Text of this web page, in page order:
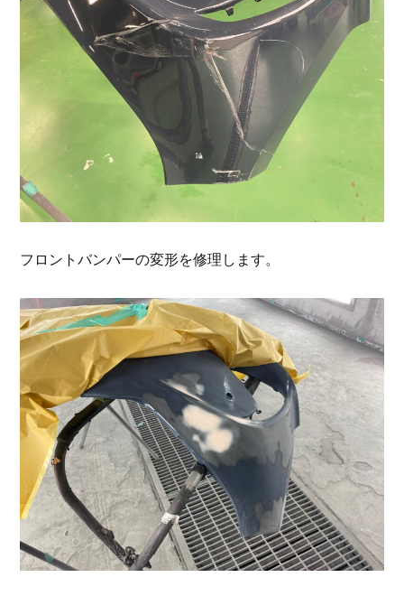
フロントバンパーの変形を修理します。